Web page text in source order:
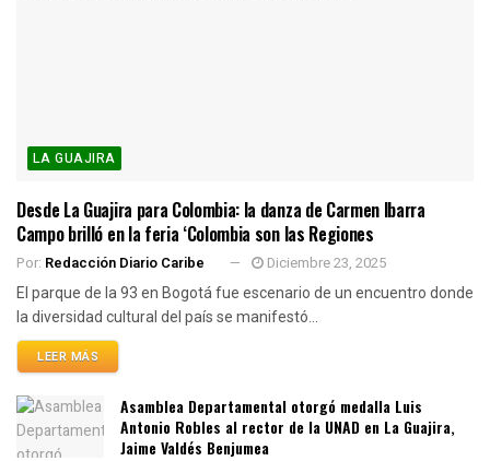
LA GUAJIRA
Desde La Guajira para Colombia: la danza de Carmen Ibarra
Campo brilló en la feria ‘Colombia son las Regiones
Por: Redacción Diario Caribe Diciembre 23, 2025
El parque de la 93 en Bogotá fue escenario de un encuentro donde
la diversidad cultural del país se manifestó...
LEER MÁS
Asamblea Departamental otorgó medalla Luis
Antonio Robles al rector de la UNAD en La Guajira,
Jaime Valdés Benjumea